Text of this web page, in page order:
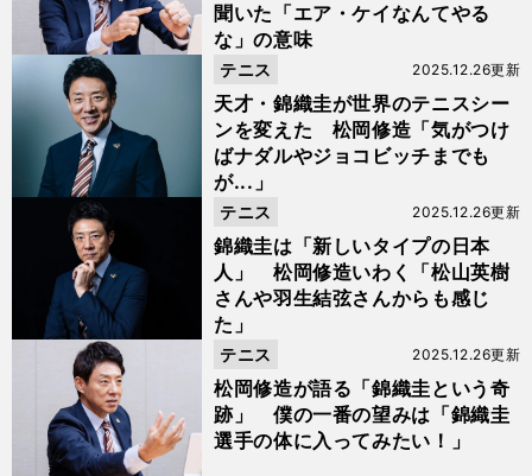
聞いた「エア・ケイなんてやる
な」の意味
天才・錦織圭が世界のテニスシー
ンを変えた 松岡修造「気がつけ
ばナダルやジョコビッチまでも
が...」
2025.12.26更新
テニス
錦織圭は「新しいタイプの日本
人」 松岡修造いわく「松山英樹
さんや羽生結弦さんからも感じ
た」
2025.12.26更新
テニス
松岡修造が語る「錦織圭という奇
跡」 僕の一番の望みは「錦織圭
選手の体に入ってみたい！」
2025.12.26更新
テニス